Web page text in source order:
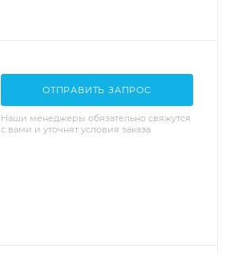
ОТПРАВИТЬ ЗАПРОС
Наши менеджеры обязательно свяжутся
с вами и уточнят условия заказа